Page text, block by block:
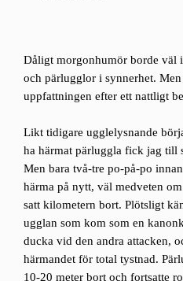
Dåligt morgonhumör borde väl
och pärlugglor i synnerhet.
uppfattningen efter ett nattligt
Likt tidigare ugglelysnande
ha härmat pärluggla fick jag till
Men bara två-tre po-på-po
härma på nytt, väl medveten
satt kilometern bort. Plötsligt
ugglan som kom som en
ducka vid den andra attacken,
härmandet för total tystnad.
10-20 meter bort och fortsatte